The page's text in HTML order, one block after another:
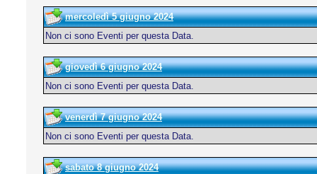
mercoledì 5 giugno 2024
Non ci sono Eventi per questa Data.
giovedì 6 giugno 2024
Non ci sono Eventi per questa Data.
venerdì 7 giugno 2024
Non ci sono Eventi per questa Data.
sabato 8 giugno 2024